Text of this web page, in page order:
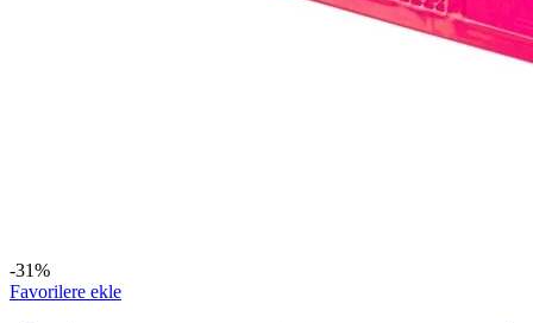
-31%
Favorilere ekle